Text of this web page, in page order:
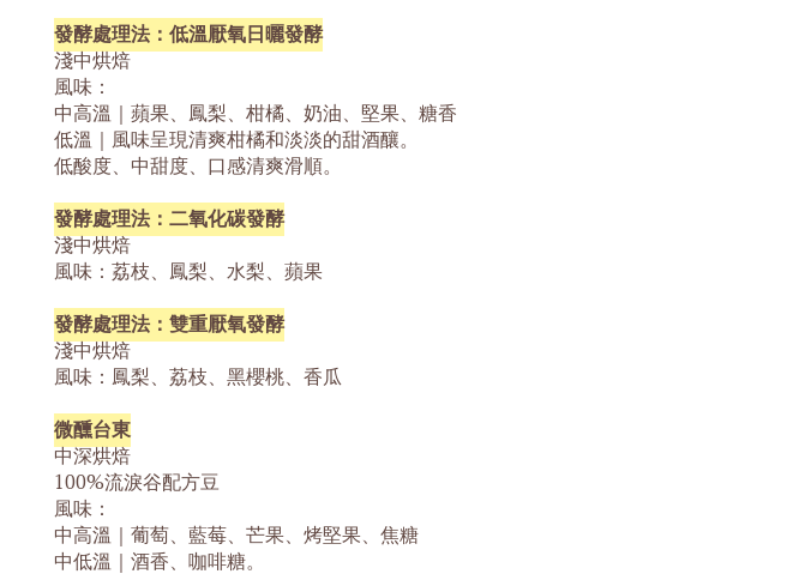
發酵處理法：低溫厭氧日曬發酵
淺中烘焙
風味：
中高溫｜蘋果、鳳梨、柑橘、奶油、堅果、糖香
低溫｜風味呈現清爽柑橘和淡淡的甜酒釀。
低酸度、中甜度、口感清爽滑順。
發酵處理法：二氧化碳發酵
淺中烘焙
風味： 荔枝、鳳梨、水梨、蘋果
發酵處理法：雙重厭氧發酵
淺中烘焙
風味：鳳梨、荔枝、黑櫻桃、香瓜
微醺台東
中深烘焙
100%流淚谷配方豆
風味：
中高溫｜ 葡萄、藍莓、芒果、烤堅果、焦糖
中低溫｜酒香、咖啡糖。